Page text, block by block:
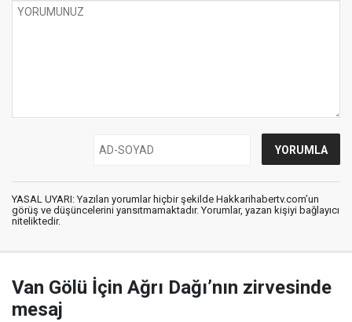
YASAL UYARI: Yazılan yorumlar hiçbir şekilde Hakkarihabertv.com’un
görüş ve düşüncelerini yansıtmamaktadır. Yorumlar, yazan kişiyi bağlayıcı
niteliktedir.
Van Gölü İçin Ağrı Dağı’nın zirvesinde
mesaj